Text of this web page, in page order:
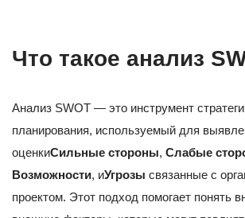
Что такое анализ
Анализ SWOT — это инструмент
планирования, используемый для
оценкиСильные стороны, Слабые
Возможности, иУгрозы связанные с
проектом. Этот подход помогает понять